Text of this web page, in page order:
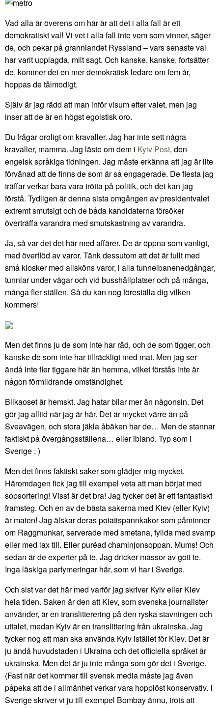
Vad alla är överens om här är att det i alla fall är ett
demokratiskt val! Vi vet i alla fall inte vem som vinner, säger
de, och pekar på grannlandet Ryssland – vars senaste val
har varit upplagda, milt sagt. Och kanske, kanske, fortsätter
de, kommer det en mer demokratisk ledare om fem år,
hoppas de tålmodigt.
Själv är jag rädd att man inför visum efter valet, men jag
inser att de är en högst egoistisk oro.
Du frågar oroligt om kravaller. Jag har inte sett några
kravaller, mamma. Jag läste om dem i Kyiv Post, den
engelsk språkiga tidningen. Jag måste erkänna att jag är lite
förvånad att de finns de som är så engagerade. De flesta jag
träffar verkar bara vara trötta på politik, och det kan jag
förstå. Tydligen är denna sista omgången av presidentvalet
extremt smutsigt och de båda kandidaterna försöker
överträffa varandra med smutskastning av varandra.
Ja, så var det det här med affärer. De är öppna som vanligt,
med överflöd av varor. Tänk dessutom att det är fullt med
små kiosker med allsköns varor, i alla tunnelbanenedgångar,
tunnlar under vägar och vid busshållplatser och på många,
många fler ställen. Så du kan nog föreställa dig vilken
kommers!
Men det finns ju de som inte har råd, och de som tigger, och
kanske de som inte har tillräckligt med mat. Men jag ser
ändå inte fler tiggare här än hemma, vilket förstås inte är
någon förmildrande omständighet.
Bilkaoset är hemskt. Jag hatar bilar mer än någonsin. Det
gör jag alltid när jag är här. Det är mycket värre än på
Sveavägen, och stora jäkla åbäken har de… Men de stannar
faktiskt på övergångsställena… eller ibland. Typ som i
Sverige ; )
Men det finns faktiskt saker som glädjer mig mycket.
Häromdagen fick jag till exempel veta att man börjat med
sopsortering! Visst är det bra! Jag tycker det är ett fantastiskt
framsteg. Och en av de bästa sakerna med Kiev (eller Kyiv)
är maten! Jag älskar deras potatispannkakor som påminner
om Raggmunkar, serverade med smetana, fyllda med svamp
eller med lax till. Eller puréad chaminjonsoppan. Mums! Och
sedan är de experter på te. Jag dricker massor av gott te.
Inga läskiga parfymeringar här, som vi har i Sverige.
Och sist var det här med varför jag skriver Kyiv eller Kiev
hela tiden. Saken är den att Kiev, som svenska journalister
använder, är en translitterering på den ryska stavningen och
uttalet, medan Kyiv är en translittering från ukrainska. Jag
tycker nog att man ska använda Kyiv istället för Kiev. Det är
ju ändå huvudstaden i Ukraina och det officiella språket är
ukrainska. Men det är ju inte många som gör det i Sverige.
(Fast när det kommer till svensk media måste jag även
påpeka att de i allmänhet verkar vara hopplöst konservativ. I
Sverige skriver vi ju till exempel Bombay ännu, trots att